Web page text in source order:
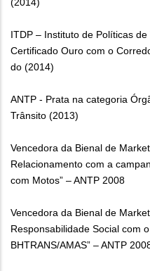
(2014)
ITDP – Instituto de Políticas
Certificado Ouro com o
do (2014)
ANTP - Prata na categoria
Trânsito (2013)
Vencedora da Bienal de
Relacionamento com a
com Motos” – ANTP 2008
Vencedora da Bienal de
Responsabilidade Social com
BHTRANS/AMAS” – ANTP